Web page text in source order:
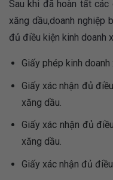
Sau khi đã hoàn tất
xăng dầu,doanh nghiệp
đủ điều kiện kinh doanh
Giấy phép kinh
Giấy xác nhận đủ
xăng dầu.
Giấy xác nhận đủ
xăng dầu.
Giấy xác nhận đủ